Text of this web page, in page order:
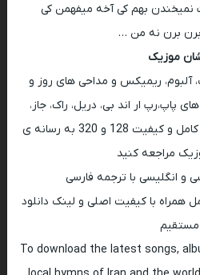
بهم کی آخه میفهمن کی
برن برن نه من …
موزیک
آلبوم، ریمیکس و مداحی های روز و
پاپ،رپ ار اند بی، دریل، راک، جاز،
هیپ هاپ و اپرا همراه با متن کامل و کیفیت 128 و 320 به رسانه ی
مراجعه کنید
و انگلیسی با ترجمه فارسی
همراه با کیفیت اصلی و لینک دانلود
مستقیم
To download the latest songs,